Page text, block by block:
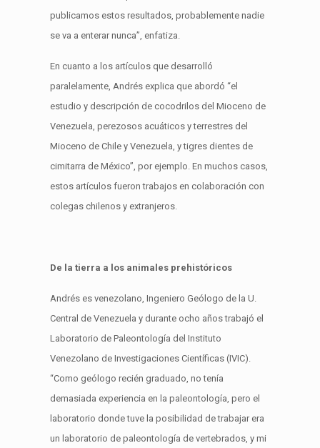
publicamos estos resultados, probablemente nadie
se va a enterar nunca”, enfatiza.
En cuanto a los artículos que desarrolló
paralelamente, Andrés explica que abordó “el
estudio y descripción de cocodrilos del Mioceno de
Venezuela, perezosos acuáticos y terrestres del
Mioceno de Chile y Venezuela, y tigres dientes de
cimitarra de México”, por ejemplo. En muchos casos,
estos artículos fueron trabajos en colaboración con
colegas chilenos y extranjeros.
De la tierra a los animales prehistóricos
Andrés es venezolano, Ingeniero Geólogo de la U.
Central de Venezuela y durante ocho años trabajó el
Laboratorio de Paleontología del Instituto
Venezolano de Investigaciones Científicas (IVIC).
“Como geólogo recién graduado, no tenía
demasiada experiencia en la paleontología, pero el
laboratorio donde tuve la posibilidad de trabajar era
un laboratorio de paleontología de vertebrados, y mi